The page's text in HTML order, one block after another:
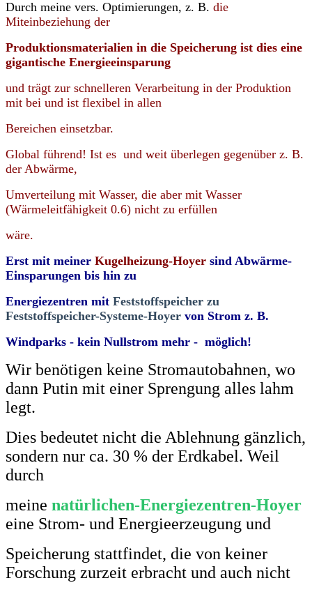
Durch meine vers. Optimierungen, z. B. die
Miteinbeziehung der
Produktionsmaterialien in die Speicherung ist dies eine
gigantische Energieeinsparung
und trägt zur schnelleren Verarbeitung in der Produktion
mit bei und ist flexibel in allen
Bereichen einsetzbar.
Global führend! Ist es und weit überlegen gegenüber z. B.
der Abwärme,
Umverteilung mit Wasser, die aber mit Wasser
(Wärmeleitfähigkeit 0.6) nicht zu erfüllen
wäre.
Erst mit meiner Kugelheizung-Hoyer sind Abwärme-
Einsparungen bis hin zu
Energiezentren mit Feststoffspeicher zu
Feststoffspeicher-Systeme-Hoyer von Strom z. B.
Windparks - kein Nullstrom mehr - möglich!
Wir benötigen keine Stromautobahnen, wo
dann Putin mit einer Sprengung alles lahm
legt.
Dies bedeutet nicht die Ablehnung gänzlich,
sondern nur ca. 30 % der Erdkabel. Weil
durch
meine natürlichen-Energiezentren-Hoyer
eine Strom- und Energieerzeugung und
Speicherung stattfindet, die von keiner
Forschung zurzeit erbracht und auch nicht